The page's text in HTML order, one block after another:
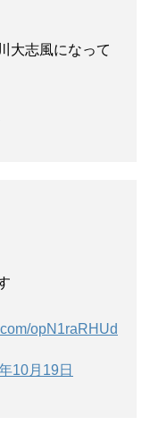
大志風になって
opN1raRHUd
10月19日